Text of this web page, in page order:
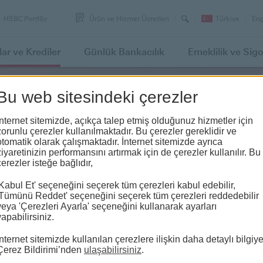
Arama
ve Krediler Günlük Bankacılık Emeklilik ve
web sitesindeki çerezler
İnternet sitemizde, açıkça talep etmiş olduğunuz hizmetler için
çerezler kullanılmaktadır. Bu çerezler gereklidir ve
olarak çalışmaktadır. İnternet sitemizde ayrıca
performansını artırmak için de çerezler kullanılır. Bu
isteğe bağlıdır,
Et' seçeneğini seçerek tüm çerezleri kabul edebilir,
Reddet' seçeneğini seçerek tüm çerezleri reddedebilir
'Çerezleri Ayarla' seçeneğini kullanarak ayarları
İnternet sitemizde kullanılan çerezlere ilişkin daha detaylı bilgiye
Bildirimi’nden ulaşabilirsiniz.